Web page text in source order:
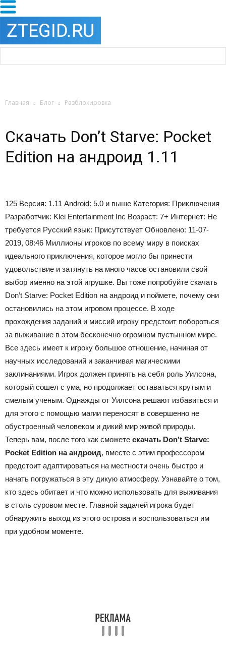
Главная Блог Разблокировка
Скачать Don’t Starve: Pocket
Edition на андроид 1.11
125 Версия: 1.11 Android: 5.0 и выше Категория: Приключения
Разработчик: Klei Entertainment Inc Возраст: 7+ Интернет: Не
требуется Русский язык: Присутствует Обновлено: 11-07-
2019, 08:46 Миллионы игроков по всему миру в поисках
идеального приключения, которое могло бы принести
удовольствие и затянуть на много часов остановили свой
выбор именно на этой игрушке. Вы тоже попробуйте скачать
Don’t Starve: Pocket Edition на андроид и поймете, почему они
остановились на этом игровом процессе. В ходе
прохождения заданий и миссий игроку предстоит побороться
за выживание в этом бесконечно огромном пустынном мире.
Все здесь имеет к игроку большое отношение, начиная от
научных исследований и заканчивая магическими
заклинаниями. Игрок должен принять на себя роль Уилсона,
который сошел с ума, но продолжает оставаться крутым и
смелым ученым. Однажды от Уилсона решают избавиться и
для этого с помощью магии переносят в совершенно не
обустроенный человеком и дикий мир живой природы.
Теперь вам, после того как сможете скачать Don’t Starve:
Pocket Edition на андроид, вместе с этим профессором
предстоит адаптироваться на местности очень быстро и
начать погружаться в эту дикую атмосферу. Узнавайте о том,
кто здесь обитает и что можно использовать для выживания
в столь суровом месте. Главной задачей игрока будет
обнаружить выход из этого острова и воспользоваться им
при удобном моменте.